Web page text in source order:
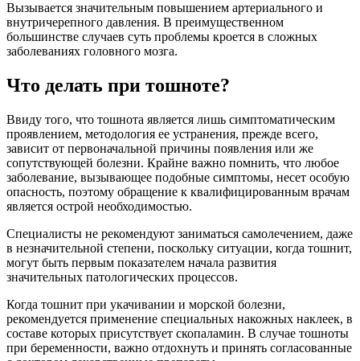
Вызывается значительным повышением артериального и
внутричерепного давления. В преимущественном
большинстве случаев суть проблемы кроется в сложных
заболеваниях головного мозга.
Что делать при тошноте?
Ввиду того, что тошнота является лишь симптоматическим
проявлением, методология ее устранения, прежде всего,
зависит от первоначальной причины появления или же
сопутствующей болезни. Крайне важно помнить, что любое
заболевание, вызывающее подобные симптомы, несет особую
опасность, поэтому обращение к квалифицированным врачам
является острой необходимостью.
Специалисты не рекомендуют заниматься самолечением, даже
в незначительной степени, поскольку ситуации, когда тошнит,
могут быть первым показателем начала развития
значительных патологических процессов.
Когда тошнит при укачивании и морской болезни,
рекомендуется применение специальных накожных наклеек, в
составе которых присутствует скопаламин. В случае тошноты
при беременности, важно отдохнуть и принять согласованные